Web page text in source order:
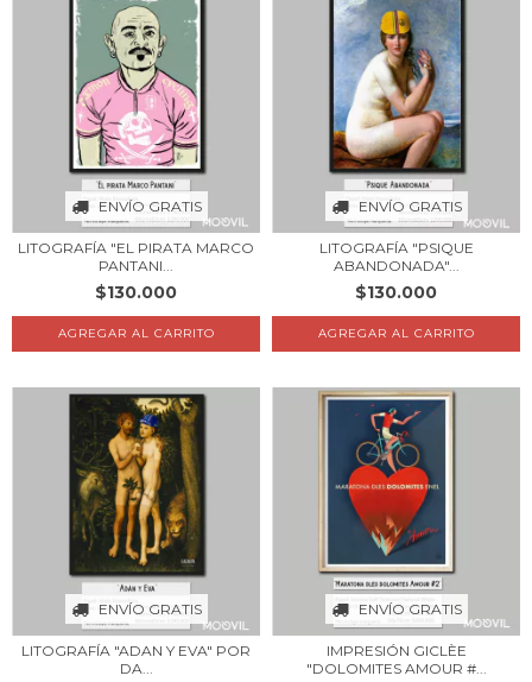
ENVÍO GRATIS
LITOGRAFÍA "EL PIRATA MARCO
PANTANI...
$130.000
AGREGAR AL CARRITO
ENVÍO GRATIS
LITOGRAFÍA "PSIQUE
ABANDONADA"...
$130.000
AGREGAR AL CARRITO
ENVÍO GRATIS
LITOGRAFÍA "ADAN Y EVA" POR
DA...
ENVÍO GRATIS
IMPRESIÓN GICLÈE
"DOLOMITES AMOUR #...